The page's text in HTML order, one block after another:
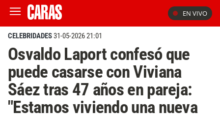
EN VIVO
CELEBRIDADES31-05-2026 21:01
Osvaldo Laport confesó que
puede casarse con Viviana
Sáez tras 47 años en pareja:
"Estamos viviendo una nueva